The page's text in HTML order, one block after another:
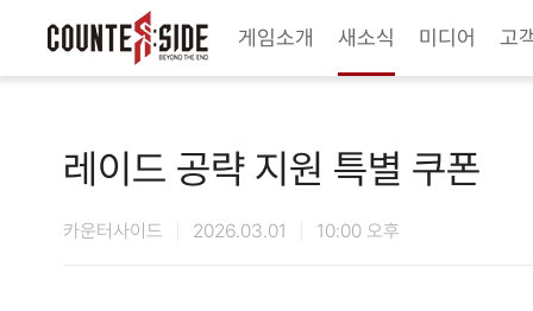
게임소개 새소식 미디어 고
TwitterYoutubeNaver Game
Steam
레이드 공략 지원 특별 쿠폰
카운터사이드 2026.03.01 10:00 오후